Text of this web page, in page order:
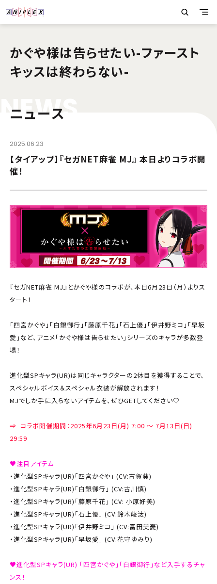
かぐや様は告らせたい-ファースト
キッスは終わらない-
NEWS
ニュース
2025.06.23
【タイアップ】『セガNET麻雀 MJ』 本日よりコラボ開
催！
『セガNET麻雀 MJ』とかぐや様のコラボが、本日6月23日（月）よりス
タート！
「四宮かぐや」「白銀御行」「藤原千花」「石上優」「伊井野ミコ」「早坂
愛」など、アニメ「かぐや様は告らせたい」シリーズのキャラが多数登
場！
進化型SPキャラ(UR)は同じキャラクターの2体目を獲得することで、
スペシャルボイス＆スペシャル衣装が解放されます！
MJでしか手に入らないアイテムを、ぜひGETしてください♡
⇒ コラボ開催期間：2025年6月23日(月) 7:00 ～ 7月13日(日)
29:59
♥注目アイテム
・進化型SPキャラ(UR)「四宮かぐや」 (CV:古賀葵)
・進化型SPキャラ(UR)「白銀御行」 (CV:古川慎)
・進化型SPキャラ(UR)「藤原千花」 (CV: 小原好美)
・進化型SPキャラ(UR)「石上優」 (CV:鈴木崚汰)
・進化型SPキャラ(UR)「伊井野ミコ」 (CV:富田美憂)
・進化型SPキャラ(UR)「早坂愛」 (CV:花守ゆみり)
♥進化型SPキャラ(UR) 「四宮かぐや」「白銀御行」など入手するチャ
ンス！